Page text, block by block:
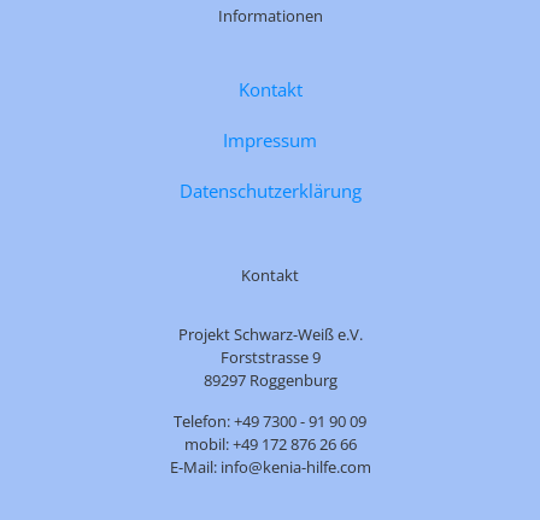
Informationen
Kontakt
Impressum
Datenschutzerklärung
Kontakt
Projekt Schwarz-Weiß e.V.
Forststrasse 9
89297 Roggenburg
Telefon: +49 7300 - 91 90 09
mobil: +49 172 876 26 66
E-Mail: info@kenia-hilfe.com